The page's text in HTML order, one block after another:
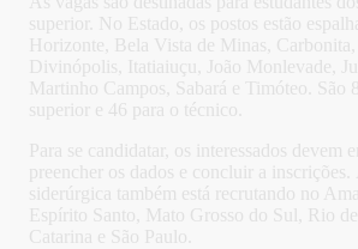
superior. No Estado, os postos estão
Horizonte, Bela Vista de Minas, Carbonita,
Divinópolis, Itatiaiuçu, João Monlevade,
Martinho Campos, Sabará e Timóteo. São
superior e 46 para o técnico.
Para se candidatar, os interessados devem
preencher os dados e concluir a
siderúrgica também está recrutando no
Espírito Santo, Mato Grosso do Sul, Rio
Catarina e São Paulo.